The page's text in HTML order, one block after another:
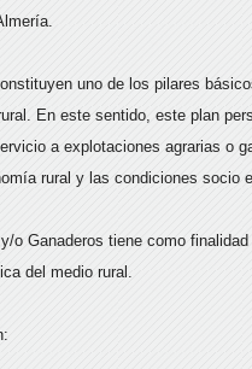
uno de los pilares
En este sentido, este plan
a explotaciones agrarias o
rural y las condiciones socio
o Ganaderos tiene como
del medio rural.